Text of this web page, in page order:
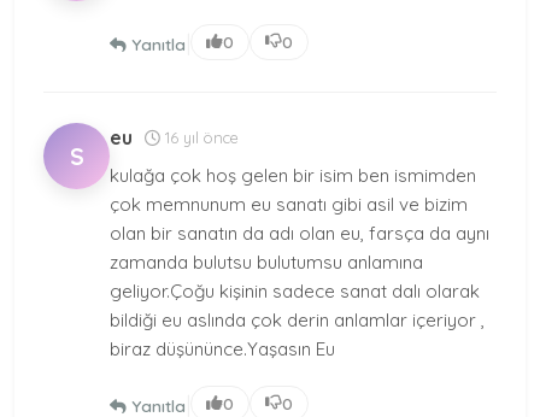
Yanıtla 0 0
S
eu 16 yıl önce
kulağa çok hoş gelen bir isim ben ismimden
çok memnunum eu sanatı gibi asil ve bizim
olan bir sanatın da adı olan eu, farsça da aynı
zamanda bulutsu bulutumsu anlamına
geliyor.Çoğu kişinin sadece sanat dalı olarak
bildiği eu aslında çok derin anlamlar içeriyor ,
biraz düşününce.Yaşasın Eu
Yanıtla 0 0